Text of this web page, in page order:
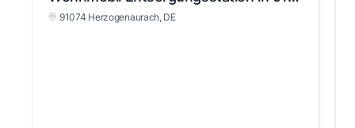
91074 Herzogenaurach, DE